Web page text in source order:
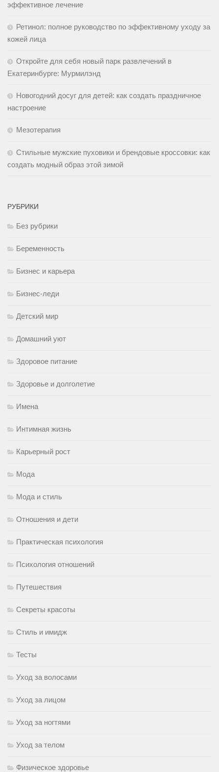
эффективное лечение
Ретинол: полное руководство по эффективному уходу за
кожей лица
Откройте для себя новый парк развлечений в
Екатеринбурге: Мурмилэнд
Новогодний досуг для детей: как создать праздничное
настроение
Мезотерапия
Стильные мужские пуховики и брендовые кроссовки: как
создать модный образ этой зимой
РУБРИКИ
Без рубрики
Беременность
Бизнес и карьера
Бизнес-леди
Детский мир
Домашний уют
Здоровое питание
Здоровье и долголетие
Имена
Интимная жизнь
Карьерный рост
Мода
Мода и стиль
Отношения и дети
Практическая психология
Психология отношений
Путешествия
Секреты красоты
Стиль и имидж
Тесты
Уход за волосами
Уход за лицом
Уход за ногтями
Уход за телом
Физическое здоровье